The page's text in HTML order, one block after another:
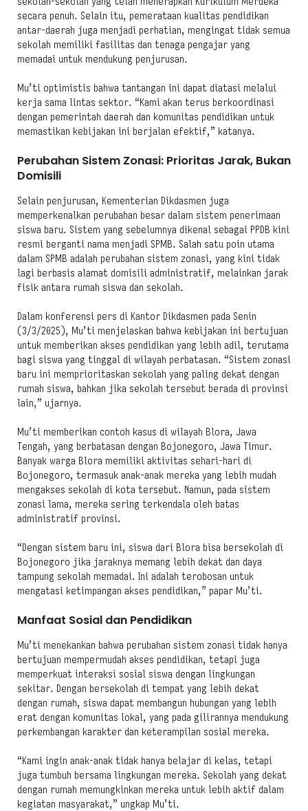
secara penuh. Selain itu, pemerataan kualitas pendidikan
antar-daerah juga menjadi perhatian, mengingat tidak semua
sekolah memiliki fasilitas dan tenaga pengajar yang
memadai untuk mendukung penjurusan.
Mu’ti optimistis bahwa tantangan ini dapat diatasi melalui
kerja sama lintas sektor. “Kami akan terus berkoordinasi
dengan pemerintah daerah dan komunitas pendidikan untuk
memastikan kebijakan ini berjalan efektif,” katanya.
Perubahan Sistem Zonasi: Prioritas Jarak, Bukan
Domisili
Selain penjurusan, Kementerian Dikdasmen juga
memperkenalkan perubahan besar dalam sistem penerimaan
siswa baru. Sistem yang sebelumnya dikenal sebagai PPDB kini
resmi berganti nama menjadi SPMB. Salah satu poin utama
dalam SPMB adalah perubahan sistem zonasi, yang kini tidak
lagi berbasis alamat domisili administratif, melainkan jarak
fisik antara rumah siswa dan sekolah.
Dalam konferensi pers di Kantor Dikdasmen pada Senin
(3/3/2025), Mu’ti menjelaskan bahwa kebijakan ini bertujuan
untuk memberikan akses pendidikan yang lebih adil, terutama
bagi siswa yang tinggal di wilayah perbatasan. “Sistem zonasi
baru ini memprioritaskan sekolah yang paling dekat dengan
rumah siswa, bahkan jika sekolah tersebut berada di provinsi
lain,” ujarnya.
Mu’ti memberikan contoh kasus di wilayah Blora, Jawa
Tengah, yang berbatasan dengan Bojonegoro, Jawa Timur.
Banyak warga Blora memiliki aktivitas sehari-hari di
Bojonegoro, termasuk anak-anak mereka yang lebih mudah
mengakses sekolah di kota tersebut. Namun, pada sistem
zonasi lama, mereka sering terkendala oleh batas
administratif provinsi.
“Dengan sistem baru ini, siswa dari Blora bisa bersekolah di
Bojonegoro jika jaraknya memang lebih dekat dan daya
tampung sekolah memadai. Ini adalah terobosan untuk
mengatasi ketimpangan akses pendidikan,” papar Mu’ti.
Manfaat Sosial dan Pendidikan
Mu’ti menekankan bahwa perubahan sistem zonasi tidak hanya
bertujuan mempermudah akses pendidikan, tetapi juga
memperkuat interaksi sosial siswa dengan lingkungan
sekitar. Dengan bersekolah di tempat yang lebih dekat
dengan rumah, siswa dapat membangun hubungan yang lebih
erat dengan komunitas lokal, yang pada gilirannya mendukung
perkembangan karakter dan keterampilan sosial mereka.
“Kami ingin anak-anak tidak hanya belajar di kelas, tetapi
juga tumbuh bersama lingkungan mereka. Sekolah yang dekat
dengan rumah memungkinkan mereka untuk lebih aktif dalam
kegiatan masyarakat,” ungkap Mu’ti.